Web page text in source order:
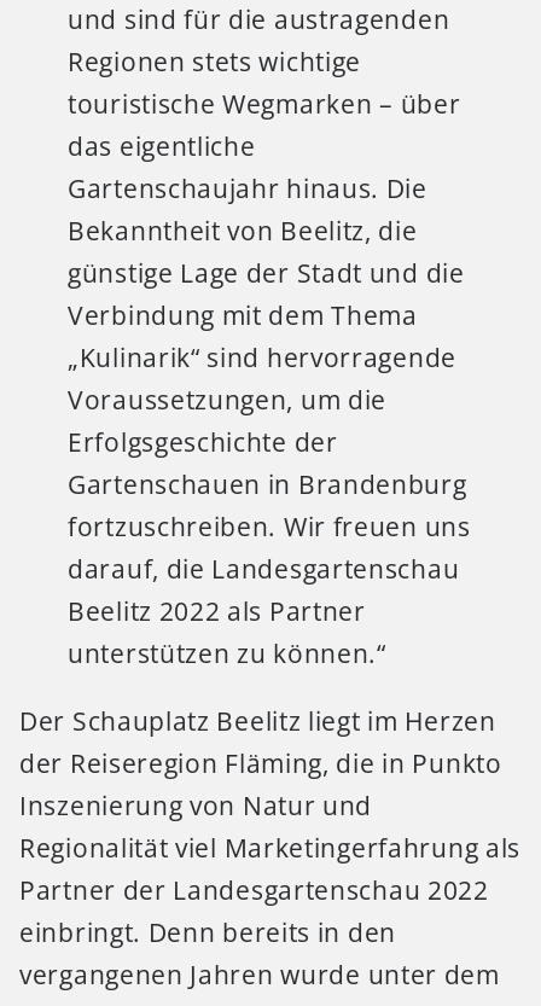
und sind für die austragenden
Regionen stets wichtige
touristische Wegmarken – über
das eigentliche
Gartenschaujahr hinaus. Die
Bekanntheit von Beelitz, die
günstige Lage der Stadt und die
Verbindung mit dem Thema
„Kulinarik“ sind hervorragende
Voraussetzungen, um die
Erfolgsgeschichte der
Gartenschauen in Brandenburg
fortzuschreiben. Wir freuen uns
darauf, die Landesgartenschau
Beelitz 2022 als Partner
unterstützen zu können.“
Der Schauplatz Beelitz liegt im Herzen
der Reiseregion Fläming, die in Punkto
Inszenierung von Natur und
Regionalität viel Marketingerfahrung als
Partner der Landesgartenschau 2022
einbringt. Denn bereits in den
vergangenen Jahren wurde unter dem